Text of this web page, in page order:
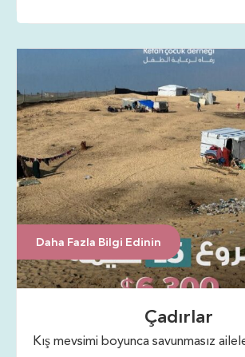
Daha Fazla Bilgi Edinin
Çadırlar
Kış mevsimi boyunca savunmasız